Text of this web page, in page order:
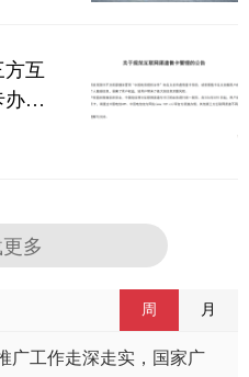
方互
理
多
周 月
广工作走深走实，国家广